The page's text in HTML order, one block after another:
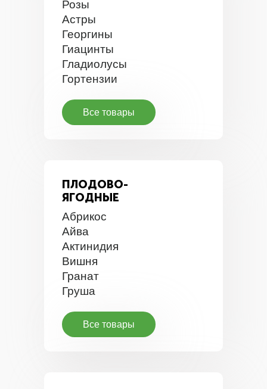
Розы
Астры
Георгины
Гиацинты
Гладиолусы
Гортензии
Все товары
ПЛОДОВО-
ЯГОДНЫЕ
Абрикос
Айва
Актинидия
Вишня
Гранат
Груша
Все товары